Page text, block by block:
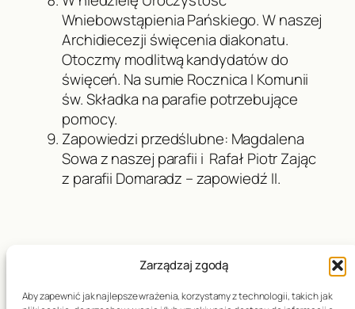
Zarządzaj zgodą
Aby zapewnić jak najlepsze wrażenia, korzystamy z technologii, takich jak
Wniebowstąpienia Pańskiego. W naszej
Archidiecezji święcenia diakonatu.
Otoczmy modlitwą kandydatów do
święceń. Na sumie Rocznica I Komunii
św. Składka na parafie potrzebujące
pomocy.
Zapowiedzi przedślubne: Magdalena
Sowa z naszej parafii i Rafał Piotr Zając
z parafii Domaradz – zapowiedź II.